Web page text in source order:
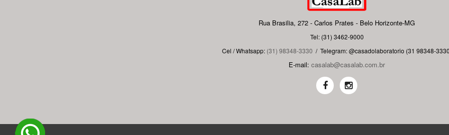
Rua Brasilia, 272 - Carlos Prates - Belo Horizonte-MG
Tel: (31) 3462-9000
Cel / Whatsapp: (31) 98348-3330 / Telegram: @casadolaboratorio (31 98348-
E-mail: casalab@casalab.com.br